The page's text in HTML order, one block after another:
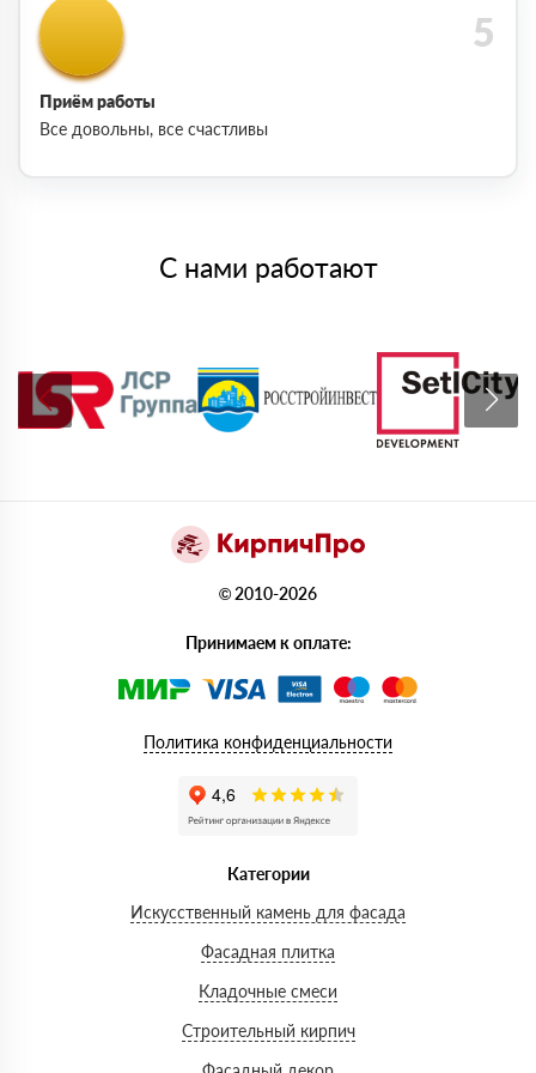
Приём работы
Все довольны, все счастливы
С нами работают
© 2010-2026
Принимаем к оплате:
Политика конфиденциальности
Категории
Искусственный камень для фасада
Фасадная плитка
Кладочные смеси
Строительный кирпич